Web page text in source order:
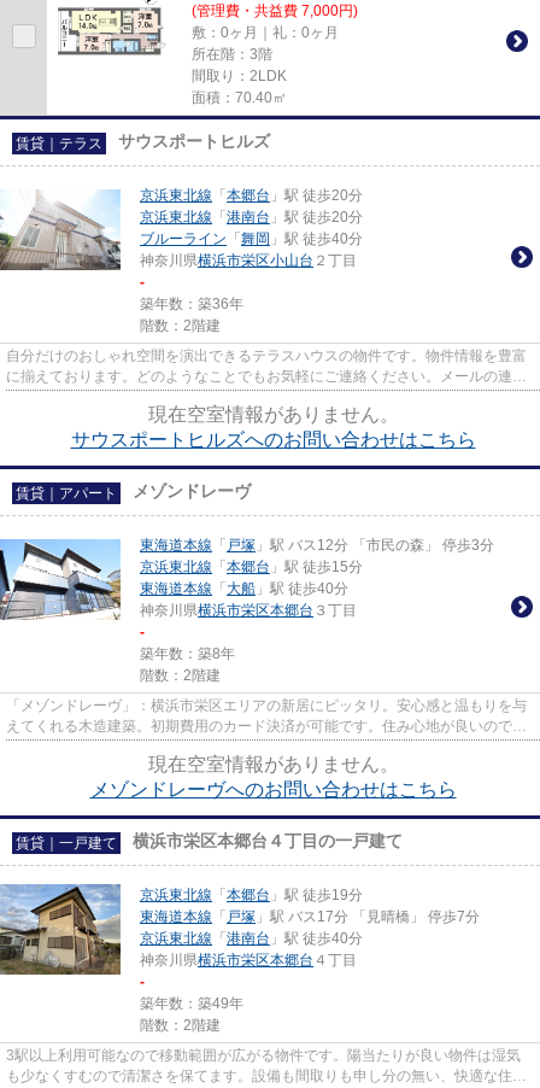
(管理費・共益費 7,000円)
敷：0ヶ月｜礼：0ヶ月
所在階：3階
間取り：2LDK
面積：70.40㎡
賃貸｜テラス サウスポートヒルズ
京浜東北線 「 本郷台 」駅 徒歩20分
京浜東北線 「 港南台 」駅 徒歩20分
ブルーライン 「 舞岡 」駅 徒歩40分
神奈川県横浜市栄区小山台 ２丁目
-
築年数：築36年
階数：2階建
自分だけのおしゃれ空間を演出できるテラスハウスの物件です。物件情報を豊富
に揃えております。どのようなことでもお気軽にご連絡ください。メールの連絡
現在空室情報がありません。
サウスポートヒルズへのお問い合わせはこちら
賃貸｜アパート メゾンドレーヴ
東海道本線 「 戸塚 」駅 バス12分 「市民の森」 停歩3分
京浜東北線 「 本郷台 」駅 徒歩15分
東海道本線 「 大船 」駅 徒歩40分
神奈川県横浜市栄区本郷台 ３丁目
-
築年数：築8年
階数：2階建
「メゾンドレーヴ」：横浜市栄区エリアの新居にピッタリ。安心感と温もりを与
えてくれる木造建築。初期費用のカード決済が可能です。住み心地が良いので、
現在空室情報がありません。
メゾンドレーヴへのお問い合わせはこちら
賃貸｜一戸建て 横浜市栄区本郷台４丁目の一戸建て
京浜東北線 「 本郷台 」駅 徒歩19分
東海道本線 「 戸塚 」駅 バス17分 「見晴橋」 停歩7分
京浜東北線 「 港南台 」駅 徒歩40分
神奈川県横浜市栄区本郷台 ４丁目
-
築年数：築49年
階数：2階建
3駅以上利用可能なので移動範囲が広がる物件です。陽当たりが良い物件は湿気
も少なくすむので清潔さを保てます。設備も間取りも申し分の無い、快適な住環